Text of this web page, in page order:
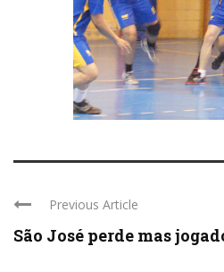
Previous Article
São José perde mas